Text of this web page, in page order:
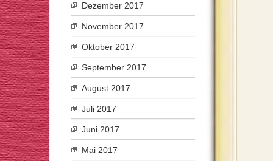
Dezember 2017
November 2017
Oktober 2017
September 2017
August 2017
Juli 2017
Juni 2017
Mai 2017